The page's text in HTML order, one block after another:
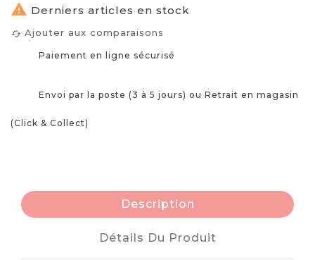
 Derniers articles en stock
cached Ajouter aux comparaisons
Paiement en ligne sécurisé
Envoi par la poste (3 à 5 jours) ou Retrait en magasin
(Click & Collect)
Description
Détails Du Produit